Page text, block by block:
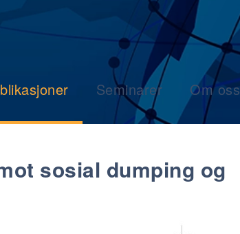
Seminarer Om oss
sosial dumping og